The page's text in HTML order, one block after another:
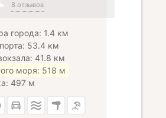
8 отзывов
города: 1.4 км
53.4 км
41.8 км
моря: 518 м
497 м